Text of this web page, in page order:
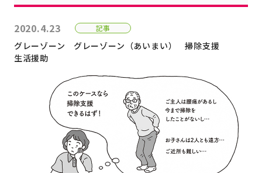
2020.4.23 記事
グレーゾーン グレーゾーン（あいまい）
掃除支援
生活援助